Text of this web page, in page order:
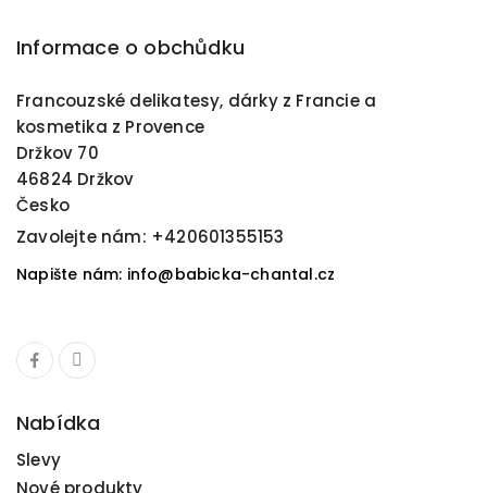
Informace o obchůdku
Francouzské delikatesy, dárky z Francie a
kosmetika z Provence
Držkov 70
46824 Držkov
Česko
Zavolejte nám: +420601355153
Napište nám: info@babicka-chantal.cz
Nabídka
Slevy
Nové produkty